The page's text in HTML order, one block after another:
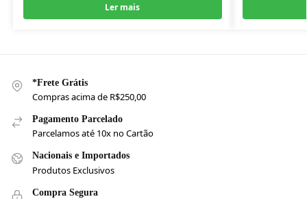
Ler mais
*Frete Grátis
Compras acima de R$250,00
Pagamento Parcelado
Parcelamos até 10x no Cartão
Nacionais e Importados
Produtos Exclusivos
Compra Segura